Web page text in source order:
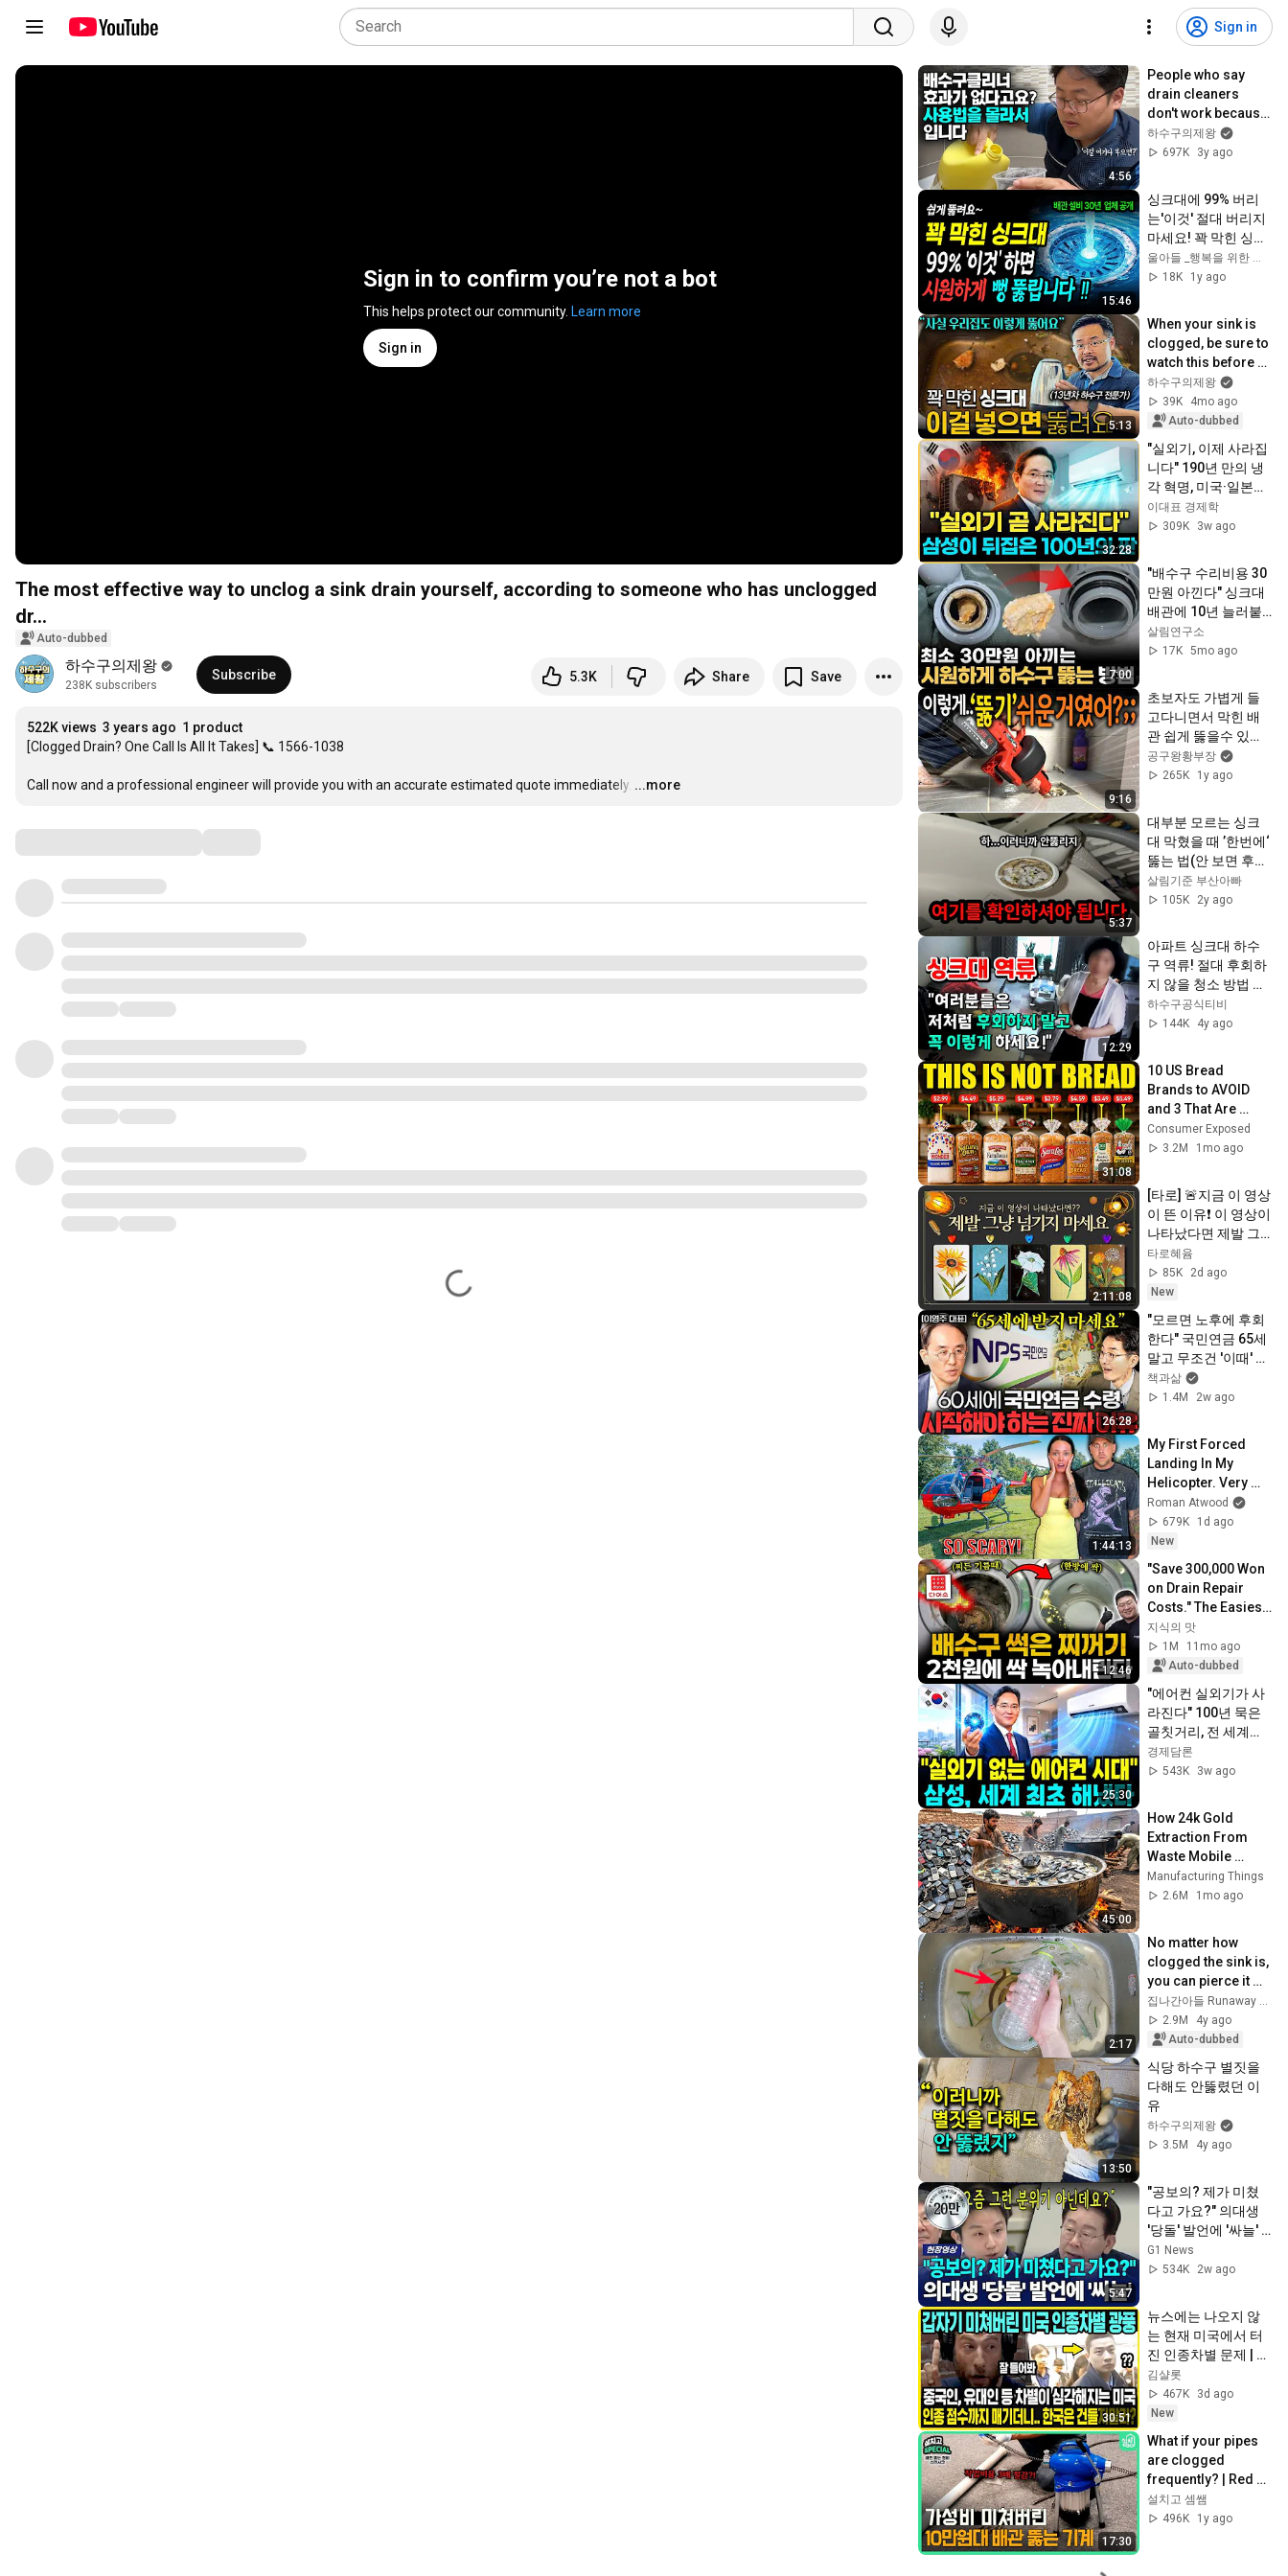
Sign in
Sign in to confirm you’re not a bot
This helps protect our community. Learn more
Sign in
The most effective way to unclog a sink drain yourself, according to someone who has unclogged
dr...
Auto-dubbed
하수구의제왕
238K subscribers
Subscribe 5.3K Share Save
522K views 3 years ago 1 product
[Clogged Drain? One Call Is All It Takes] 📞 1566-1038
Call now and a professional engineer will provide you with an accurate estimated quote immediately. …
...more
4:56
People who say
drain cleaners
don't work because
they don't know how
to use them. This
하수구의제왕
697K
3y ago
15:46
싱크대에 99% 버리
는'이것' 절대 버리지
마세요! 꽉 막힌 싱크
대 개수대 폭포처럼
뚫려요..
울아들 _행복을 위한 빛나는 지혜
18K
1y ago
5:13
When your sink is
clogged, be sure to
watch this before
calling a company;
it saves you money.
Ho...
하수구의제왕
39K
4mo ago
Auto-dubbed
32:28
"실외기, 이제 사라집
니다" 190년 만의 냉
각 혁명, 미국·일본이
못 푼 걸 삼성이 해냈
습니다
이대표 경제학
309K
3w ago
7:00
"배수구 수리비용 30
만원 아낀다" 싱크대
배관에 10년 늘러붙
은 기름 때, 막힌 배수
구 뚫는 가장 쉬운 방
덩어리까지 뻥 뚫는
다
살림연구소
17K 5mo ago
9:16
초보자도 가볍게 들
고다니면서 막힌 배
관 쉽게 뚫을수 있게
해주는 오토피드 배
수관 청소기!? 스킬
공구왕황부장
265K
1y ago
5:37
대부분 모르는 싱크
대 막혔을 때 ’한번에‘
뚫는 법(안 보면 후회
합니다)
살림기준 부산아빠
105K
2y ago
12:29
아파트 싱크대 하수
구 역류! 절대 후회하
지 않을 청소 방법 공
개! (95화) | 하수구공
식TV📺
하수구공식티비
144K
4y ago
31:08
10 US Bread
Brands to AVOID
and 3 That Are
Actually Safe
Consumer Exposed
3.2M
1mo ago
2:11:08
[타로] 🚨지금 이 영상
이 뜬 이유❗️ 이 영상이
나타났다면 제발 그
냥 넘기지 마세요⚠️
(feat.이 메시지 무시
하지 마세요🧿절대
우연이 아닙니다🚫금
전•일•학업•관계까지
몽땅💥)
타로혜윰
85K
2d ago
New
26:28
"모르면 노후에 후회
한다" 국민연금 65세
말고 무조건 '이때' 받
으세요ㅣ Ep. 책과사
람 123 (이영주 대표
책과삶
1.4M
2w ago
1:44:13
My First Forced
Landing In My
Helicopter. Very
Scary Experience
But Everyone Is
Safe! Needs FIxed!
Roman Atwood
679K
1d ago
New
12:46
"Save 300,000 Won
on Drain Repair
Costs." The Easiest
Way to Remove 10
Years of Grease
and Odors ...
지식의 맛
1M
11mo ago
Auto-dubbed
25:30
"에어컨 실외기가 사
라진다" 100년 묵은
골칫거리, 전 세계가
헤매던 걸 한국이 뚫
어낸 방법
경제담론
543K
3w ago
45:00
How 24k Gold
Extraction From
Waste Mobile
Phones | Incredible
Old Used Mobile
Manufacturing Things
2.6M
1mo ago
2:17
No matter how
clogged the sink is,
you can pierce it
right away with just
one plastic bottle!
집나간아들 Runaway Son
2.9M
4y ago
Auto-dubbed
13:50
식당 하수구 별짓을
다해도 안뚫렸던 이
유
하수구의제왕
3.5M
4y ago
5:47
"공보의? 제가 미쳤
다고 가요?" 의대생
'당돌' 발언에 '싸늘'
[G1현장영상]
G1 News
534K
2w ago
30:51
뉴스에는 나오지 않
는 현재 미국에서 터
진 인종차별 문제 | 인
종차별 속 한국인들
을 바라보는 미국인
들의 생각은? | 한국
점과 특징 | 미국 현지
반응
김샬롯
467K
3d ago
New
17:30
What if your pipes
are clogged
frequently? | Red
Goldfish Spin
Shark, a 100,000
설치고 셈쌤
496K
1y ago